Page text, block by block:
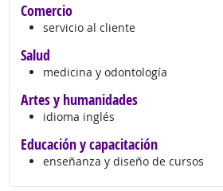
Comercio
servicio al cliente
Salud
medicina y odontología
Artes y humanidades
idioma inglés
Educación y capacitación
enseñanza y diseño de cursos